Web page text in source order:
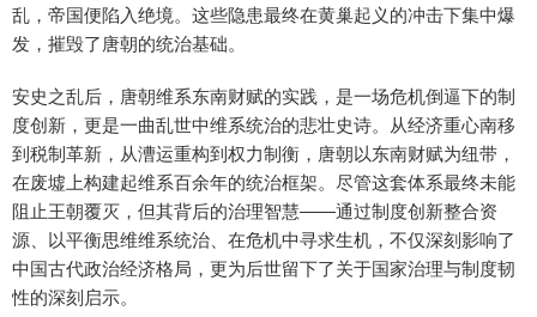
乱，帝国便陷入绝境。这些隐患最终在黄巢起义的冲击下集中爆
发，摧毁了唐朝的统治基础。
安史之乱后，唐朝维系东南财赋的实践，是一场危机倒逼下的制
度创新，更是一曲乱世中维系统治的悲壮史诗。从经济重心南移
到税制革新，从漕运重构到权力制衡，唐朝以东南财赋为纽带，
在废墟上构建起维系百余年的统治框架。尽管这套体系最终未能
阻止王朝覆灭，但其背后的治理智慧——通过制度创新整合资
源、以平衡思维维系统治、在危机中寻求生机，不仅深刻影响了
中国古代政治经济格局，更为后世留下了关于国家治理与制度韧
性的深刻启示。